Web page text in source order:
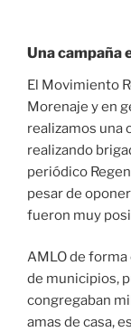
Una campaña
El Movimiento
Morenaje y en
realizamos una
realizando
periódico
pesar de
fueron muy
AMLO de
de municipios,
congregaban
amas de casa,